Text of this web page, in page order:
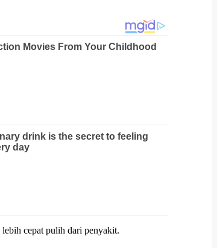
cepat pulih dari penyakit.